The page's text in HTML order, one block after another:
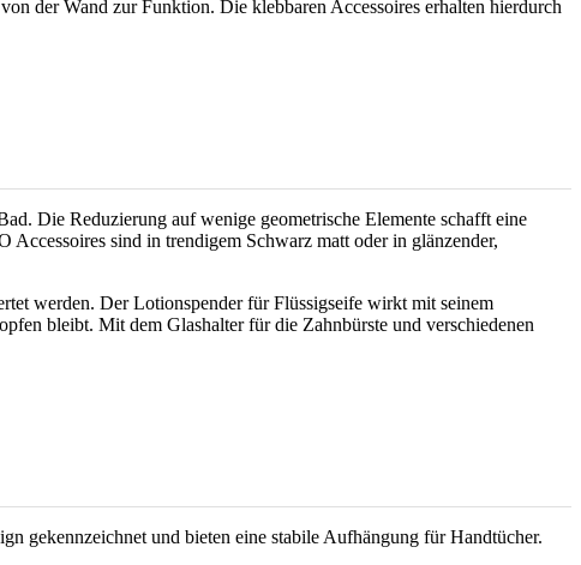
der Wand zur Funktion. Die klebbaren Accessoires erhalten hierdurch
Die Reduzierung auf wenige geometrische Elemente schafft eine
sind in trendigem Schwarz matt oder in glänzender,
werden. Der Lotionspender für Flüssigseife wirkt mit seinem
bleibt. Mit dem Glashalter für die Zahnbürste und verschiedenen
gekennzeichnet und bieten eine stabile Aufhängung für Handtücher.